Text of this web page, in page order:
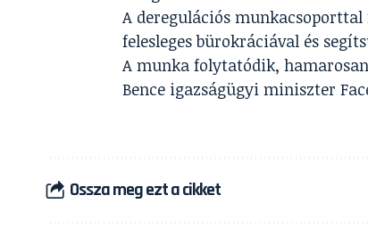
A deregulációs
felesleges bürokráciával és
A munka folytatódik,
Bence igazságügyi miniszter
Ossza meg ezt a cikket